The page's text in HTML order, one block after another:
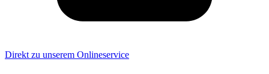
Direkt zu unserem Onlineservice